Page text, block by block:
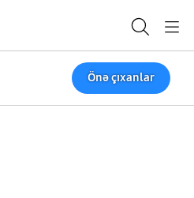
Önə çıxanlar